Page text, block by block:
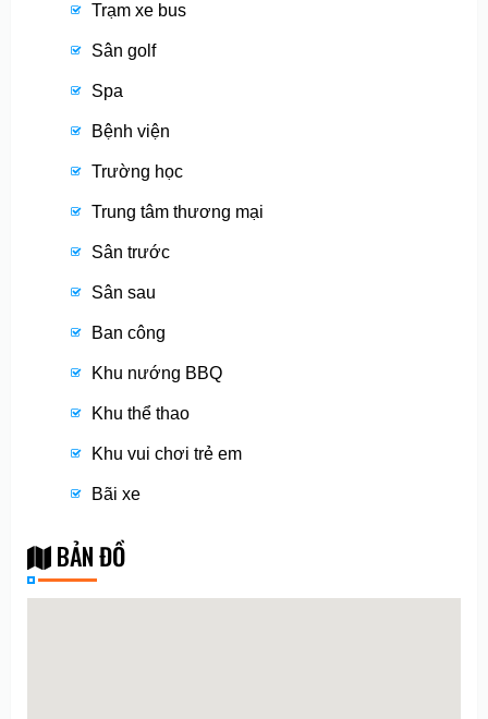
Trạm xe bus
Sân golf
Spa
Bệnh viện
Trường học
Trung tâm thương mại
Sân trước
Sân sau
Ban công
Khu nướng BBQ
Khu thể thao
Khu vui chơi trẻ em
Bãi xe
BẢN ĐỒ